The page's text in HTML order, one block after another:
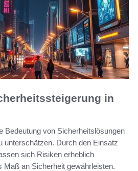
in
Bedeutung von Sicherheitslösungen
unterschätzen. Durch den Einsatz
sich Risiken erheblich
Maß an Sicherheit gewährleisten.